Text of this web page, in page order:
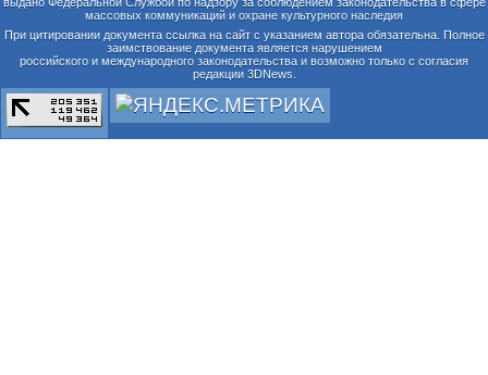
массовых коммуникаций и охране культурного наследия
При цитировании документа ссылка на сайт с указанием автора обязательна. Полное
заимствование документа является нарушением
российского и международного законодательства и возможно только с согласия
редакции 3DNews.